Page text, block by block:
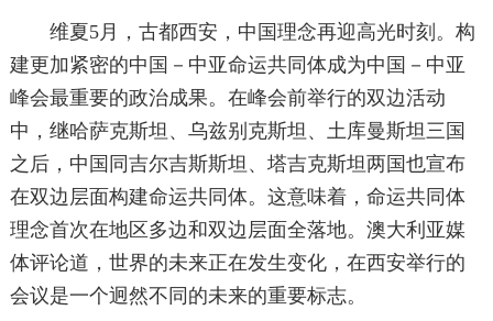
维夏5月，古都西安，中国理念再迎高光时刻。构
建更加紧密的中国－中亚命运共同体成为中国－中亚
峰会最重要的政治成果。在峰会前举行的双边活动
中，继哈萨克斯坦、乌兹别克斯坦、土库曼斯坦三国
之后，中国同吉尔吉斯斯坦、塔吉克斯坦两国也宣布
在双边层面构建命运共同体。这意味着，命运共同体
理念首次在地区多边和双边层面全落地。澳大利亚媒
体评论道，世界的未来正在发生变化，在西安举行的
会议是一个迥然不同的未来的重要标志。